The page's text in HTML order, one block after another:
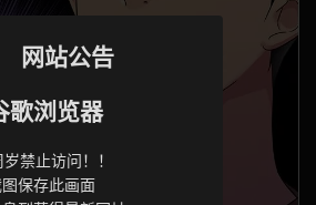
网站公告
歌浏览器
禁止访问！！
保存此画面